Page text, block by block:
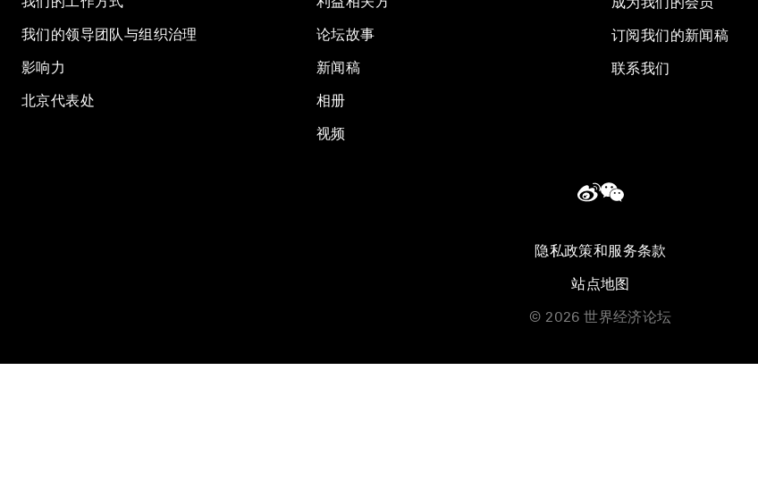
我们的领导团队与组织治理
影响力
北京代表处
论坛故事
新闻稿
相册
视频
订阅我们的新闻稿
联系我们
隐私政策和服务条款
站点地图
© 2026 世界经济论坛